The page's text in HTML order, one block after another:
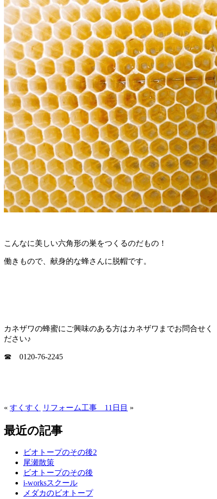
こんなに美しい六角形の巣をつくるのだもの！
働きもので、献身的な蜂さんに脱帽です。
カネザワの蜂蜜にご興味のある方はカネザワまでお問合せく
ださい♪
☎ 0120-76-2245
« すくすく リフォーム工事 11日目 »
最近の記事
ビオトープのその後2
尾瀬散策
ビオトープのその後
i-worksスクール
メダカのビオトープ